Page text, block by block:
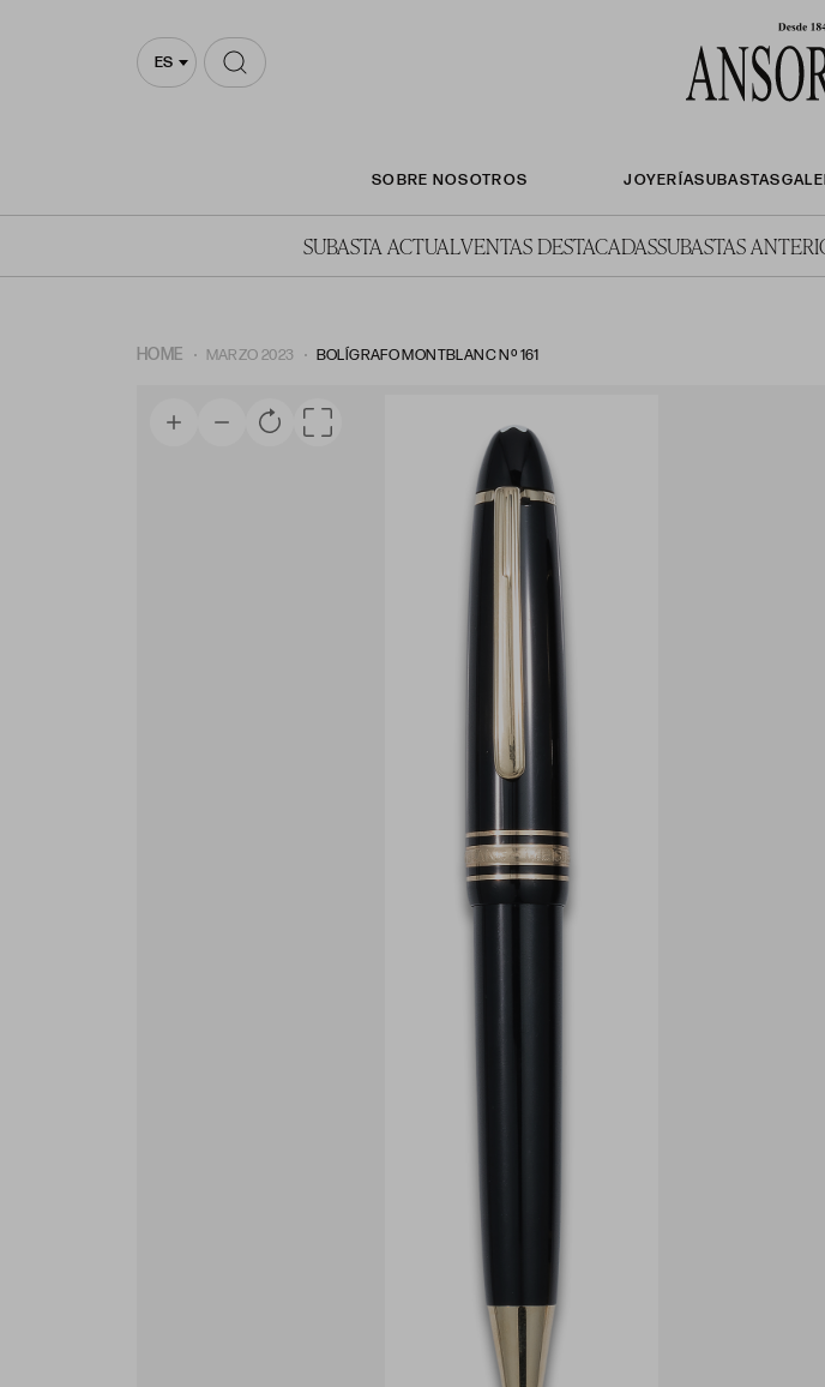
ES
SOBRE NOSOTROS JOYERÍASUBASTAS
SUBASTA ACTUALVENTAS DESTACADASSUBASTAS
HOME MARZO 2023 BOLÍGRAFO MONTBLANC Nº 161